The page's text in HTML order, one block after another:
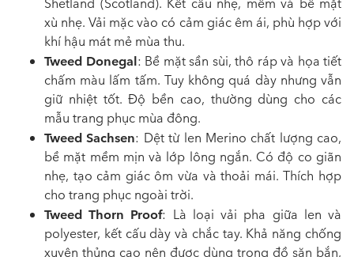
Shetland (Scotland). Kết cấu nhẹ, mềm và bề mặt
xù nhẹ. Vải mặc vào có cảm giác êm ái, phù hợp với
khí hậu mát mẻ mùa thu.
Tweed Donegal: Bề mặt sần sùi, thô ráp và họa tiết
chấm màu lấm tấm. Tuy không quá dày nhưng vẫn
giữ nhiệt tốt. Độ bền cao, thường dùng cho các
mẫu trang phục mùa đông.
Tweed Sachsen: Dệt từ len Merino chất lượng cao,
bề mặt mềm mịn và lớp lông ngắn. Có độ co giãn
nhẹ, tạo cảm giác ôm vừa và thoải mái. Thích hợp
cho trang phục ngoài trời.
Tweed Thorn Proof: Là loại vải pha giữa len và
polyester, kết cấu dày và chắc tay. Khả năng chống
xuyên thủng cao nên được dùng trong đồ săn bắn,